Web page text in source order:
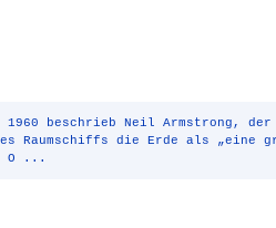
1960 beschrieb Neil Armstrong, der
Raumschiffs die Erde als „eine
O ...